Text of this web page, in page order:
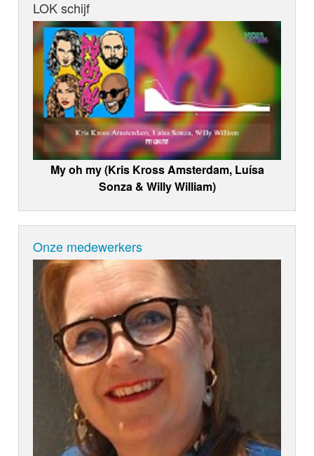
LOK schijf
My oh my (Kris Kross Amsterdam, Luísa
Sonza & Willy William)
Onze medewerkers